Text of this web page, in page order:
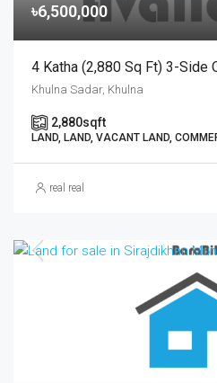
৳6,500,000
Khulna Sadar, Khulna
2,880sqft
LAND, LAND, VACANT LAND,
real real